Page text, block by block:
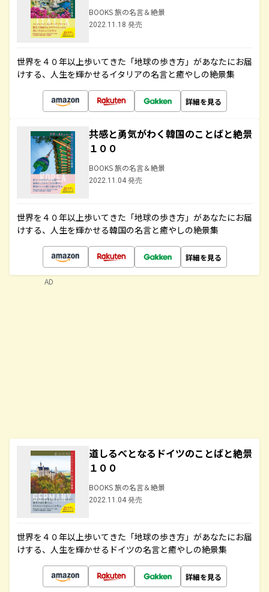
BOOKS 旅の名言＆絶景
2022.11.18 発売
世界を４０年以上歩いてきた「地球の歩き方」があなたにお届
けする、人生を輝かせるイタリアの名言と癒やしの絶景集
詳細を見る
共感と勇気がわく韓国のことばと絶景
１００
BOOKS 旅の名言＆絶景
2022.11.04 発売
世界を４０年以上歩いてきた「地球の歩き方」があなたにお届
けする、人生を輝かせる韓国の名言と癒やしの絶景集
詳細を見る
道しるべとなるドイツのことばと絶景
１００
BOOKS 旅の名言＆絶景
2022.11.04 発売
世界を４０年以上歩いてきた「地球の歩き方」があなたにお届
けする、人生を輝かせるドイツの名言と癒やしの絶景集
詳細を見る
AD